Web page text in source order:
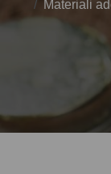
Materiali